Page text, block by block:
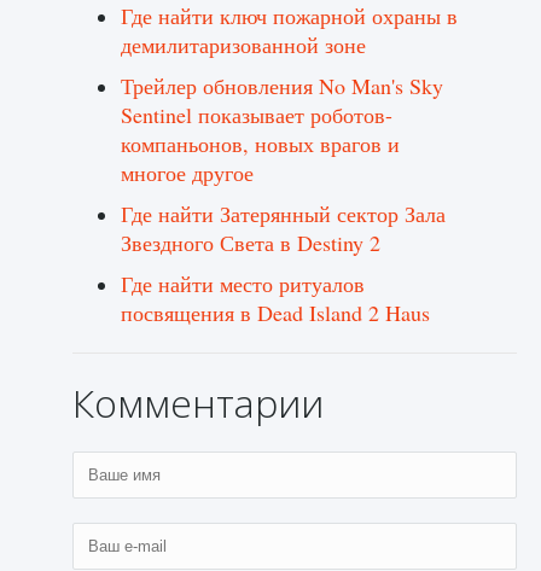
Где найти ключ пожарной охраны в
демилитаризованной зоне
Трейлер обновления No Man's Sky
Sentinel показывает роботов-
компаньонов, новых врагов и
многое другое
Где найти Затерянный сектор Зала
Звездного Света в Destiny 2
Где найти место ритуалов
посвящения в Dead Island 2 Haus
Комментарии